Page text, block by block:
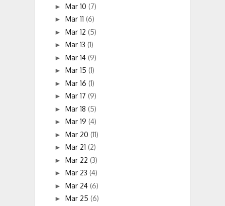
► Mar 10 (7)
► Mar 11 (6)
► Mar 12 (5)
► Mar 13 (1)
► Mar 14 (9)
► Mar 15 (1)
► Mar 16 (1)
► Mar 17 (9)
► Mar 18 (5)
► Mar 19 (4)
► Mar 20 (11)
► Mar 21 (2)
► Mar 22 (3)
► Mar 23 (4)
► Mar 24 (6)
► Mar 25 (6)